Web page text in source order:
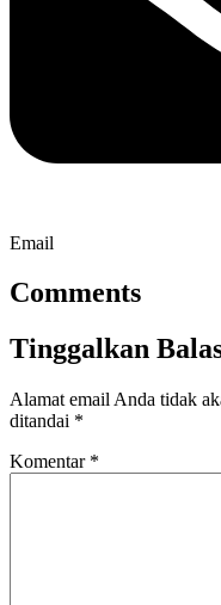
Email
Comments
Tinggalkan
Alamat email Anda tidak
ditandai *
Komentar *